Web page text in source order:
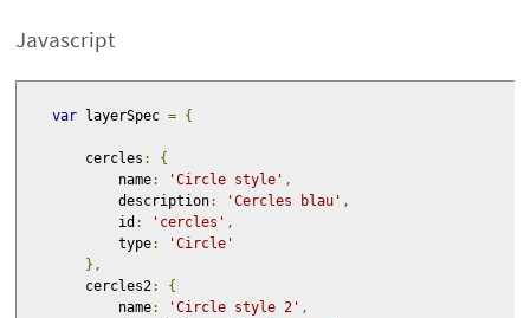
Javascript
var layerSpec = {
        cercles
:
{
            name
: 'Circle style' ,
            description
: 'Cercles blau' ,
            id
: 'cercles' ,
            type
:
'Circle'
},
        cercles2
:
{
            name
: 'Circle style 2' ,